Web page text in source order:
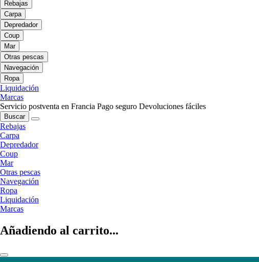
Rebajas
Carpa
Depredador
Coup
Mar
Otras pescas
Navegación
Ropa
Liquidación
Marcas
Servicio postventa en Francia Pago seguro Devoluciones fáciles
Buscar
Rebajas
Carpa
Depredador
Coup
Mar
Otras pescas
Navegación
Ropa
Liquidación
Marcas
Añadiendo al carrito...